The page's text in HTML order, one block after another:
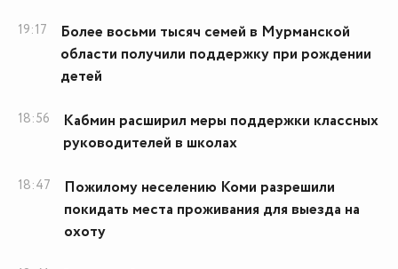
19:17
Более восьми тысяч семей в Мурманской
области получили поддержку при рождении
детей
18:56
Кабмин расширил меры поддержки классных
руководителей в школах
18:47
Пожилому неселению Коми разрешили
покидать места проживания для выезда на
охоту